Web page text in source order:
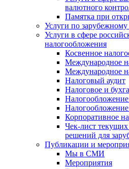
валютного
Памятка при
Услуги по
Услуги в сфере
налогообложения
Косвенное
Международное
Международное
Налоговый аудит
Налоговое и
Налогообложение
Корпоративное
Чек-лист
решений для
Публикации и
Мы в СМИ
Мероприятия